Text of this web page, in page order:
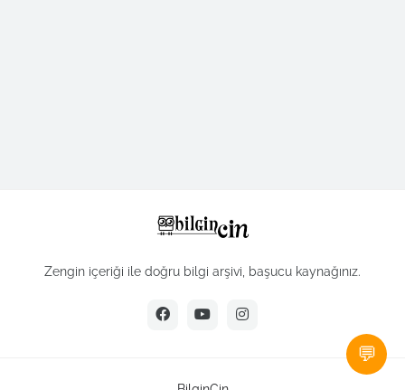
Zengin içeriği ile doğru bilgi arşivi, başucu kaynağınız.
💬